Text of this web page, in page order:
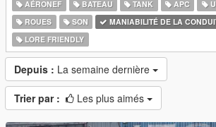
AÉRONEF
BATEAU TANK APC
ROUES
SON MANIABILITÉ DE LA
LORE FRIENDLY
Depuis : La semaine dernière
Trier par : Les plus aimés